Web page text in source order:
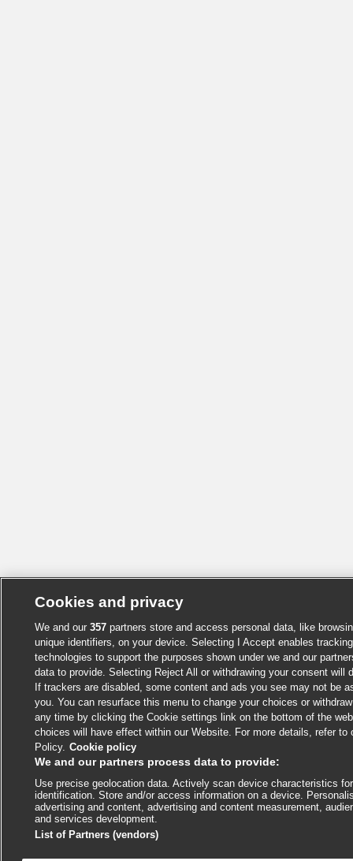
Cookies and privacy
We and our357 partners store and access personal data, like
unique identifiers, on your device. Selecting I Accept enables tracking
technologies to support the purposes shown under we and our
data to provide. Selecting Reject All or withdrawing your consent will
If trackers are disabled, some content and ads you see may not be
you. You can resurface this menu to change your choices or
any time by clicking the Cookie settings link on the bottom of the
choices will have effect within our Website. For more details, refer to
Policy. Cookie policy
We and our partners process data to provide:
Use precise geolocation data. Actively scan device characteristics for
identification. Store and/or access information on a device.
advertising and content, advertising and content measurement,
and services development.
List of Partners (vendors)